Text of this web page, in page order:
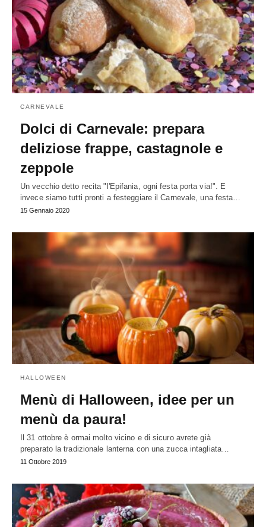
CARNEVALE
Dolci di Carnevale: prepara
deliziose frappe, castagnole e
zeppole
Un vecchio detto recita "l'Epifania, ogni festa porta via!". E
invece siamo tutti pronti a festeggiare il Carnevale, una festa…
15 Gennaio 2020
HALLOWEEN
Menù di Halloween, idee per un
menù da paura!
Il 31 ottobre è ormai molto vicino e di sicuro avrete già
preparato la tradizionale lanterna con una zucca intagliata…
11 Ottobre 2019